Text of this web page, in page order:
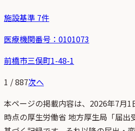
施設基準 7件
医療機関番号： 0101073
前橋市三俣町1-48-1
1 /887次へ
本ページの掲載内容は、 2026年7月1
時点の厚生労働省 地方厚生局「届出